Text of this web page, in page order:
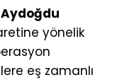
Aydoğdu
yönelik
eş zamanlı